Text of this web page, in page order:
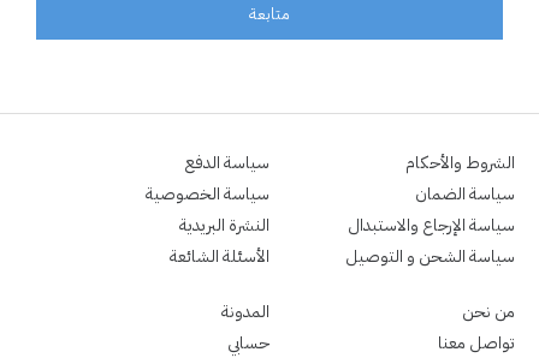
متابعة
الشروط والأحكام
سياسة الضمان
سياسة الإرجاع والاستبدال
سياسة الشحن و التوصيل
سياسة الدفع
سياسة الخصوصية
النشرة البريدية
الأسئلة الشائعة
من نحن
تواصل معنا
المدونة
حسابي